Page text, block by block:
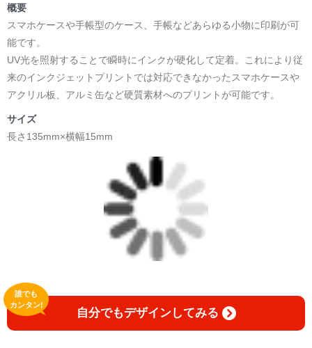
概要
スマホケースや手帳型のケース、手帳などあらゆる小物に印刷が可
能です。
UV光を照射することで瞬時にインクが硬化して定着。これにより従
来のインクジェットプリントでは対応できなかったスマホケースや
アクリル板、アルミ缶など硬質素材へのプリントが可能です。
サイズ
長さ135mm×横幅15mm
自分でもデザインしてみる
誰でも
カンタン!